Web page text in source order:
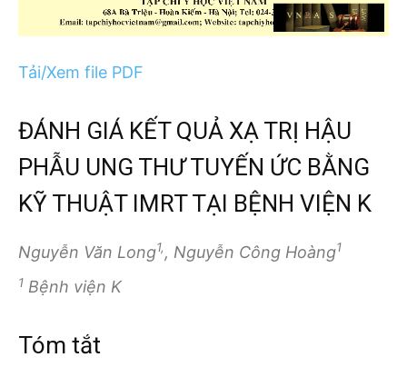
Tải/Xem file PDF
ĐÁNH GIÁ KẾT QUẢ XẠ TRỊ HẬU
PHẪU UNG THƯ TUYẾN ỨC BẰNG
KỸ THUẬT IMRT TẠI BỆNH VIỆN K
Nguyễn Văn Long1,, Nguyễn Công Hoàng1
1 Bệnh viện K
Tóm tắt